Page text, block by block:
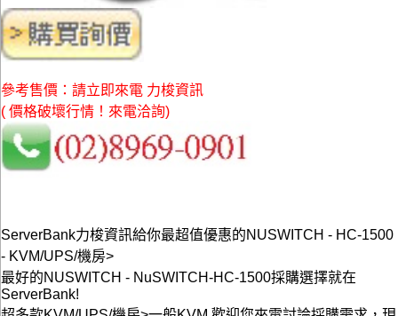
參考售價：請立即來電 力梭資訊
( 價格破壞行情！來電洽詢)
ServerBank力梭資訊給你最超值優惠的NUSWITCH - HC-1500
- KVM/UPS/機房>
最好的NUSWITCH - NuSWITCH-HC-1500採購選擇就在
ServerBank!